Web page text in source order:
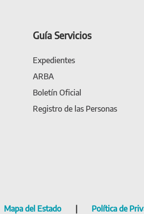
Guía Servicios
Expedientes
ARBA
Boletín Oficial
Registro de las Personas
Mapa del Estado Política de